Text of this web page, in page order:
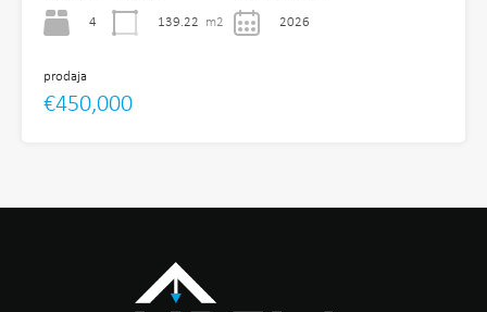
4 139.22 m2 2026
prodaja
€450,000